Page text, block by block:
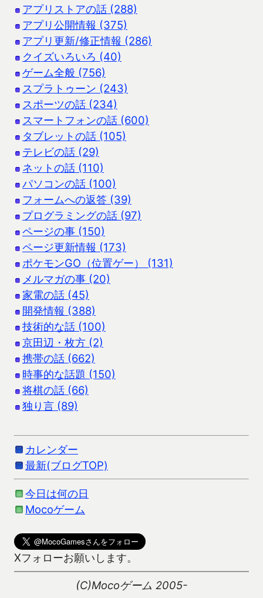
アプリストアの話 (288)
アプリ公開情報 (375)
アプリ更新/修正情報 (286)
クイズいろいろ (40)
ゲーム全般 (756)
スプラトゥーン (243)
スポーツの話 (234)
スマートフォンの話 (600)
タブレットの話 (105)
テレビの話 (29)
ネットの話 (110)
パソコンの話 (100)
フォームへの返答 (39)
プログラミングの話 (97)
ページの事 (150)
ページ更新情報 (173)
ポケモンGO（位置ゲー） (131)
メルマガの事 (20)
家電の話 (45)
開発情報 (388)
技術的な話 (100)
京田辺・枚方 (2)
携帯の話 (662)
時事的な話題 (150)
将棋の話 (66)
独り言 (89)
カレンダー
最新(ブログTOP)
今日は何の日
Mocoゲーム
Xフォローお願いします。
(C)Mocoゲーム 2005-